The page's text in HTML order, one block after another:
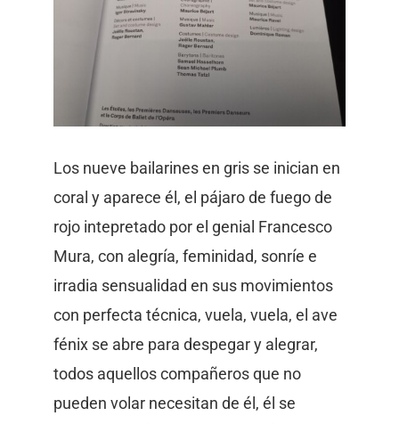
Los nueve bailarines en gris se inician en
coral y aparece él, el pájaro de fuego de
rojo intepretado por el genial Francesco
Mura, con alegría, feminidad, sonríe e
irradia sensualidad en sus movimientos
con perfecta técnica, vuela, vuela, el ave
fénix se abre para despegar y alegrar,
todos aquellos compañeros que no
pueden volar necesitan de él, él se